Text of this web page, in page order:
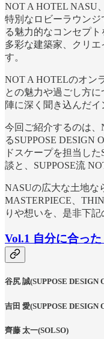
NOT A HOTEL NASU
特別なロビーラウン
る魅力的なコンセプト
多彩な建築家、クリ
す。
NOT A HOTELのオン
との魅力や過ごし方
陣に深く聞き込んだイ
今回ご紹介するのは
るSUPPOSE DESIGN
ドスケープを担当し
談と、SUPPOSE流
NASUの広大な土地な
MASTERPIECE、
りや想いを、是非下記
Vol.1 自分に合っ
谷尻 誠(SUPPOSE DESIGN
吉田 愛(SUPPOSE DESIGN
齊藤 太一(SOLSO)